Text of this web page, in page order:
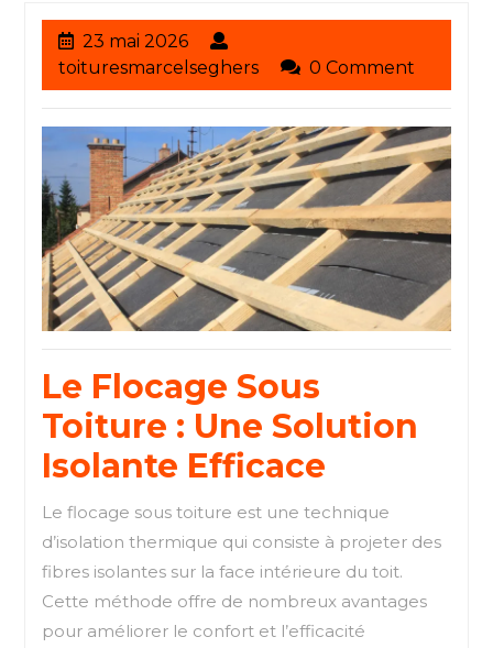
23 mai 202623
mai
2026
toituresmarcelsegherstoituresmarcelseghers
0 Comment
Le Flocage Sous
Toiture : Une Solution
Isolante Efficace
Le flocage sous toiture est une technique
d’isolation thermique qui consiste à projeter des
fibres isolantes sur la face intérieure du toit.
Cette méthode offre de nombreux avantages
pour améliorer le confort et l’efficacité